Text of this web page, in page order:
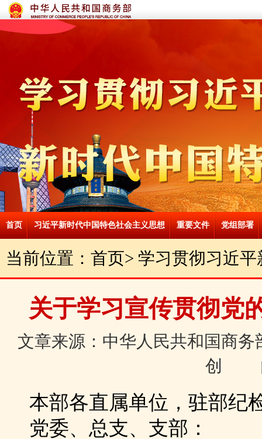
首页 习近平新时代中国特色社会主义思想 重要文件 党组部署
当前位置： 首页> 学习贯彻习近
关于学习宣传贯彻党
文章来源：中华人民共和国
创 内
本部各直属单位，驻部纪
党委、总支、支部：